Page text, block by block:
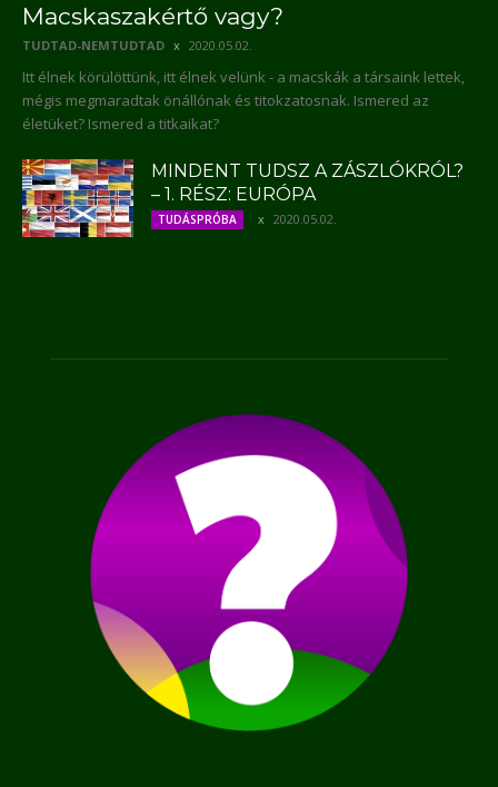
Macskaszakértő vagy?
TUDTAD-NEMTUDTAD 2020.05.02.
Itt élnek körülöttünk, itt élnek velünk - a macskák a társaink lettek,
mégis megmaradtak önállónak és titokzatosnak. Ismered az
életüket? Ismered a titkaikat?
MINDENT TUDSZ A ZÁSZLÓKRÓL?
– 1. RÉSZ: EURÓPA
TUDÁSPRÓBA 2020.05.02.